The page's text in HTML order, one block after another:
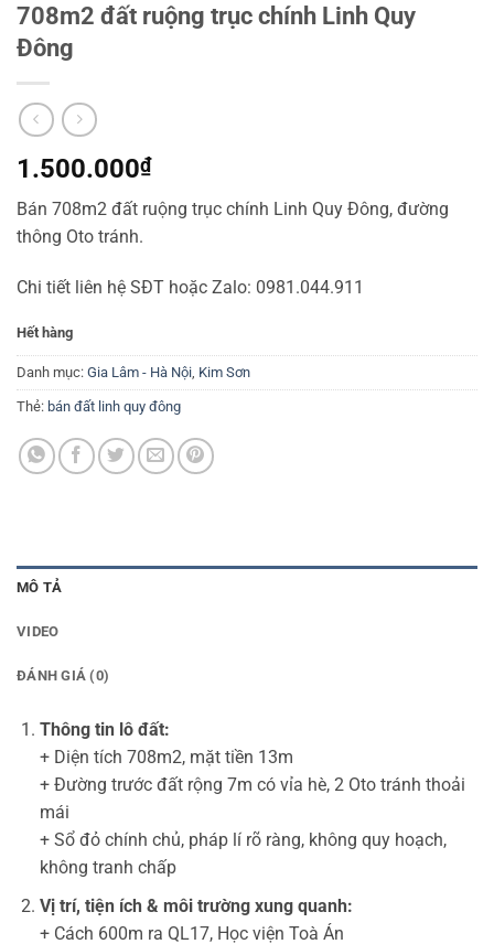
708m2 đất ruộng trục chính Linh Quy
Đông
1.500.000₫
Bán 708m2 đất ruộng trục chính Linh Quy Đông, đường
thông Oto tránh.
Chi tiết liên hệ SĐT hoặc Zalo: 0981.044.911
Hết hàng
Danh mục: Gia Lâm - Hà Nội, Kim Sơn
Thẻ: bán đất linh quy đông
MÔ TẢ
VIDEO
ĐÁNH GIÁ (0)
Thông tin lô đất:
+ Diện tích 708m2, mặt tiền 13m
+ Đường trước đất rộng 7m có vỉa hè, 2 Oto tránh thoải
mái
+ Sổ đỏ chính chủ, pháp lí rõ ràng, không quy hoạch,
không tranh chấp
Vị trí, tiện ích & môi trường xung quanh:
+ Cách 600m ra QL17, Học viện Toà Án